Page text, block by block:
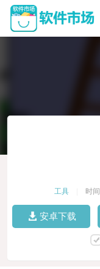
工具 时
安卓下载